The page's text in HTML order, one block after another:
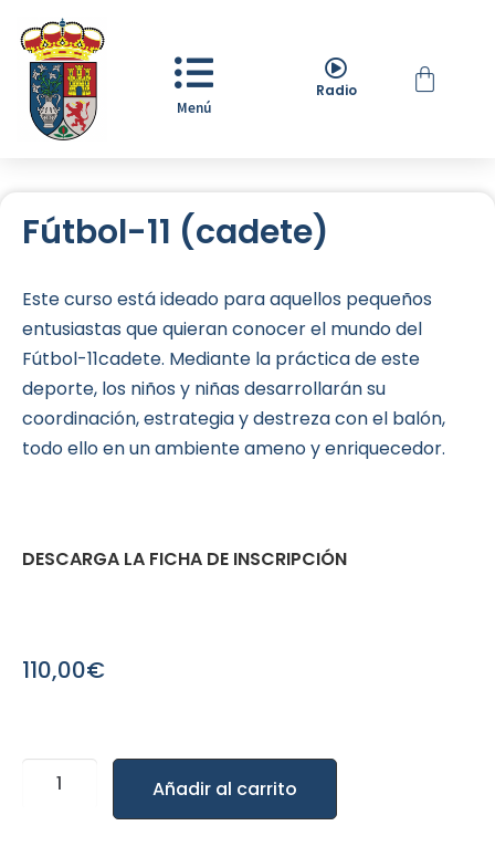
Menú
Radio
Fútbol-11 (cadete)
Este curso está ideado para aquellos pequeños
entusiastas que quieran conocer el mundo del
Fútbol-11cadete. Mediante la práctica de este
deporte, los niños y niñas desarrollarán su
coordinación, estrategia y destreza con el balón,
todo ello en un ambiente ameno y enriquecedor.
DESCARGA LA FICHA DE INSCRIPCIÓN
110,00€
Añadir al carrito